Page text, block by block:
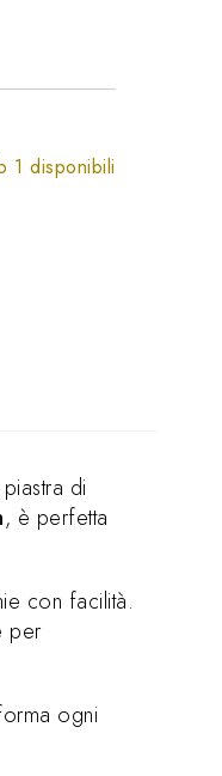
1 disponibili
di
, è perfetta
con facilità.
per
ogni